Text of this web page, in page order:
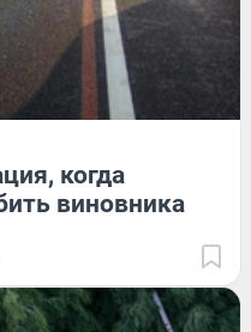
когда
виновника